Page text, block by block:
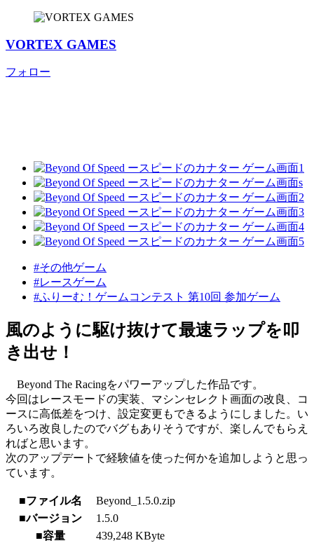
VORTEX GAMES
フォロー
#その他ゲーム
#レースゲーム
#ふりーむ！ゲームコンテスト 第10回 参加ゲーム
風のように駆け抜けて最速ラップを叩
き出せ！
Beyond The Racingをパワーアップした作品です。
今回はレースモードの実装、マシンセレクト画面の改良、コ
ースに高低差をつけ、設定変更もできるようにしました。い
ろいろ改良したのでバグもありそうですが、楽しんでもらえ
ればと思います。
次のアップデートで経験値を使った何かを追加しようと思っ
ています。
■ファイル名
Beyond_1.5.0.zip
■バージョン
1.5.0
■容量
439,248 KByte